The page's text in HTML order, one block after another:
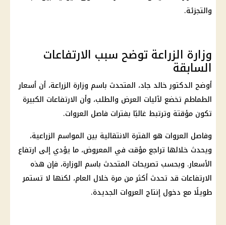
والتجزئة.
وزارة الزراعة توضح سبب الارتفاعات
السابقة
أوضح الدكتور خالد جاد، المتحدث باسم وزارة الزراعة، أن أسعار
الطماطم تخضع لآليات العرض والطلب، وأن الارتفاعات الكبيرة
تكون مؤقتة وترتبط غالبًا بفترات فاصل العروات.
وفاصل العروات هو الفترة الانتقالية بين المواسم الزراعية،
ويحدث خلالها تراجع مؤقت في المعروض، ما يؤدي إلى ارتفاع
الأسعار. وبحسب تصريحات المتحدث باسم الوزارة، فإن هذه
الارتفاعات قد تحدث أكثر من مرة خلال العام، لكنها لا تستمر
طويلًا مع دخول إنتاج العروات الجديدة.